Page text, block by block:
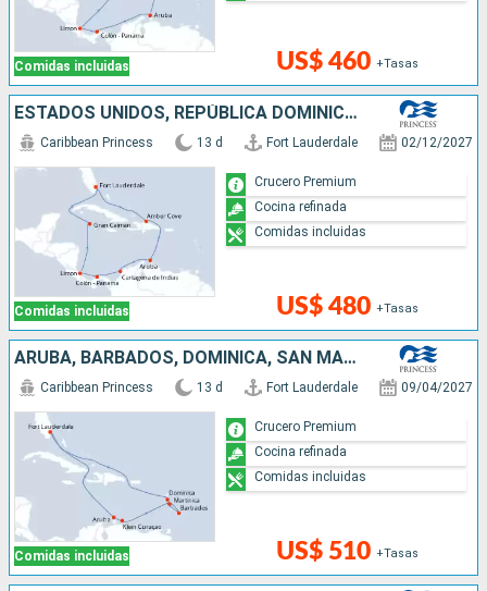
Comidas incluidas US$ 460 +Tasas
ESTADOS UNIDOS, REPÚBLICA DOMINICANA, ARUBA, COLOMBIA, PANAMÁ, COSTA RICA, ISLAS CAIMÁN
Comidas incluidas
Caribbean Princess 13 d Fort Lauderdale 02/12/2027
US$ 480 +Tasas
Crucero Premium
Cocina refinada
Comidas incluidas
ARUBA, BARBADOS, DOMINICA, SAN MARTÍN, ESTADOS UNIDOS
Comidas incluidas
Caribbean Princess 13 d Fort Lauderdale 09/04/2027
US$ 510 +Tasas
Crucero Premium
Cocina refinada
Comidas incluidas